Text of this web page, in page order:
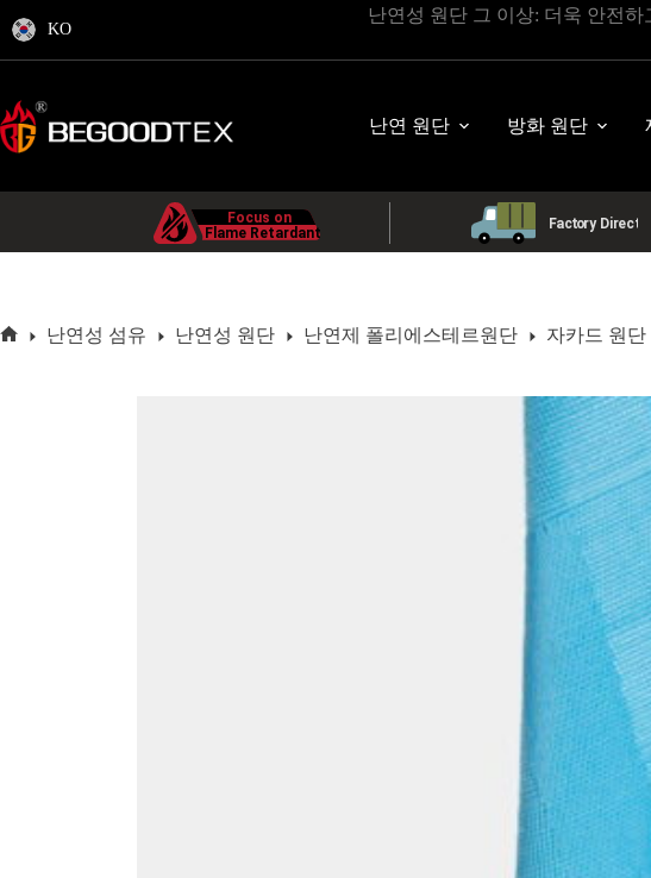
텐
츠
바
로
가
KO
난연성 원단 그 이상: 더욱 안전
난연 원단 방화 원단
난연성 섬유 난연성 원단 난연제 폴리에스테르원단 자카드 원단